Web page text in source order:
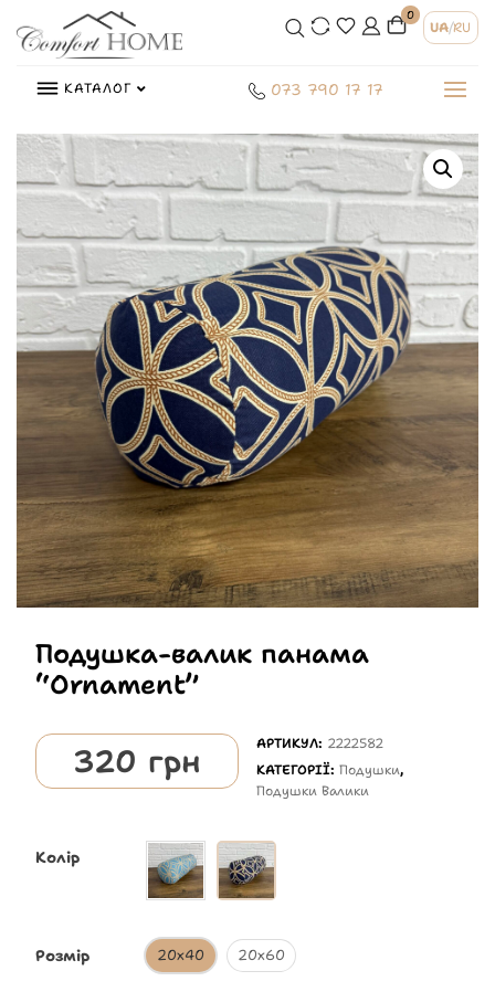
0
UA/RU
КАТАЛОГ 073 790 17 17
Подушка-валик панама
“Ornament”
320 грн АРТИКУЛ: 2222582
КАТЕГОРІЇ:Подушки,
Подушки Валики
Колір
Розмір 20х40 20х60